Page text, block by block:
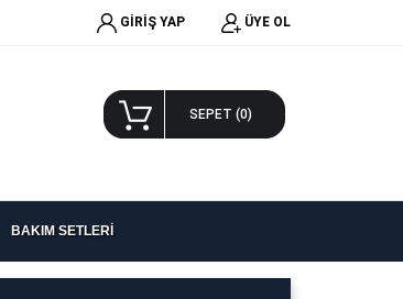
GİRİŞ YAP ÜYE OL
SEPET (0)
BAKIM SETLERİ